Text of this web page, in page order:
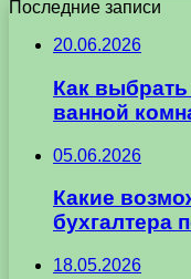
Последние записи
20.06.2026
Как
ванной
05.06.2026
Какие
бухгалтера
18.05.2026